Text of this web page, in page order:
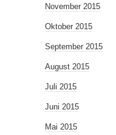
November 2015
Oktober 2015
September 2015
August 2015
Juli 2015
Juni 2015
Mai 2015